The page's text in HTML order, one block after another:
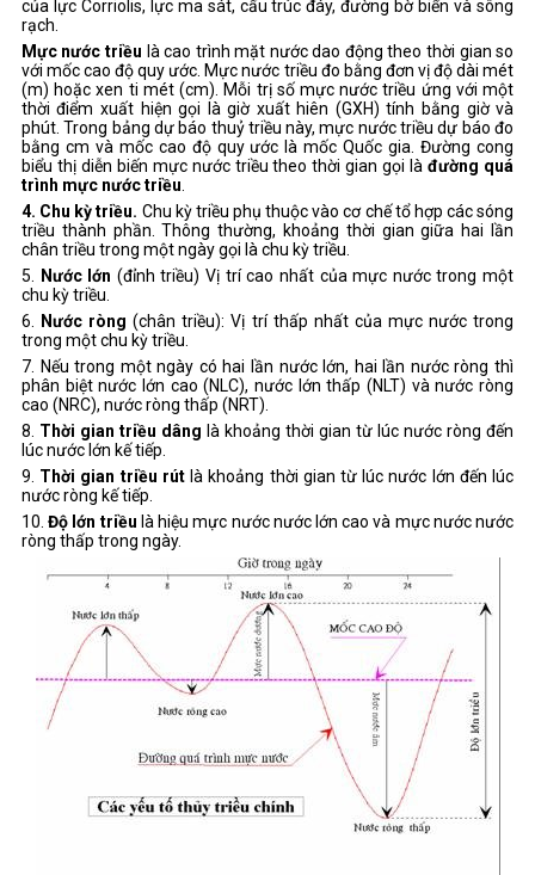
của lực Corriolis, lực ma sát, cấu trúc đáy, đường bờ biển và sông
rạch.
Mực nước triều là cao trình mặt nước dao động theo thời gian so
với mốc cao độ quy ước. Mực nước triều đo bằng đơn vị độ dài mét
(m) hoặc xen ti mét (cm). Mỗi trị số mực nước triều ứng với một
thời điểm xuất hiện gọi là giờ xuất hiên (GXH) tính bằng giờ và
phút. Trong bảng dự báo thuỷ triều này, mực nước triều dự báo đo
bằng cm và mốc cao độ quy ước là mốc Quốc gia. Đường cong
biểu thị diễn biến mực nước triều theo thời gian gọi làđường quá
trình mực nước triều
4. Chu kỳ triều. Chu kỳ triều phụ thuộc vào cơ chế tổ hợp các sóng
triều thành phần. Thông thường, khoảng thời gian giữa hai lần
chân triều trong một ngày gọi là chu kỳ triều.
5.
Nước lớn (đỉnh triều) Vị trí cao nhất của mực nước trong một
chu kỳ triều.
6.
Nước ròng(chân triều): Vị trí thấp nhất của mực nước trong
trong một chu kỳ triều.
7. Nếu trong một ngày có hai lần nước lớn, hai lần nước ròng thì
phân biệt nước lớn cao (NLC), nước lớn thấp (NLT) và nước ròng
cao (NRC), nước ròng thấp (NRT).
8. Thời gian triều dâng là khoảng thời gian từ lúc nước ròng đến
lúc nước lớn kế tiếp.
9. Thời gian triều rútlà khoảng thời gian từ lúc nước lớn đến lúc
nước ròng kế tiếp.
10.Độ lớn triều là hiệu mực nước nước lớn cao và mực nước nước
ròng thấp trong ngày.